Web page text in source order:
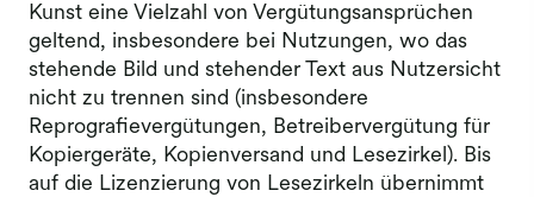
Kunst eine Vielzahl von Vergütungsansprüchen
geltend, insbesondere bei Nutzungen, wo das
stehende Bild und stehender Text aus Nutzersicht
nicht zu trennen sind (insbesondere
Reprografievergütungen, Betreibervergütung für
Kopiergeräte, Kopienversand und Lesezirkel). Bis
auf die Lizenzierung von Lesezirkeln übernimmt